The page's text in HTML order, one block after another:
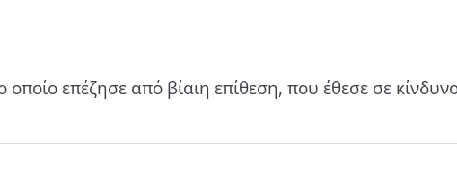
οποίο επέζησε από βίαιη επίθεση, που έθεσε σε